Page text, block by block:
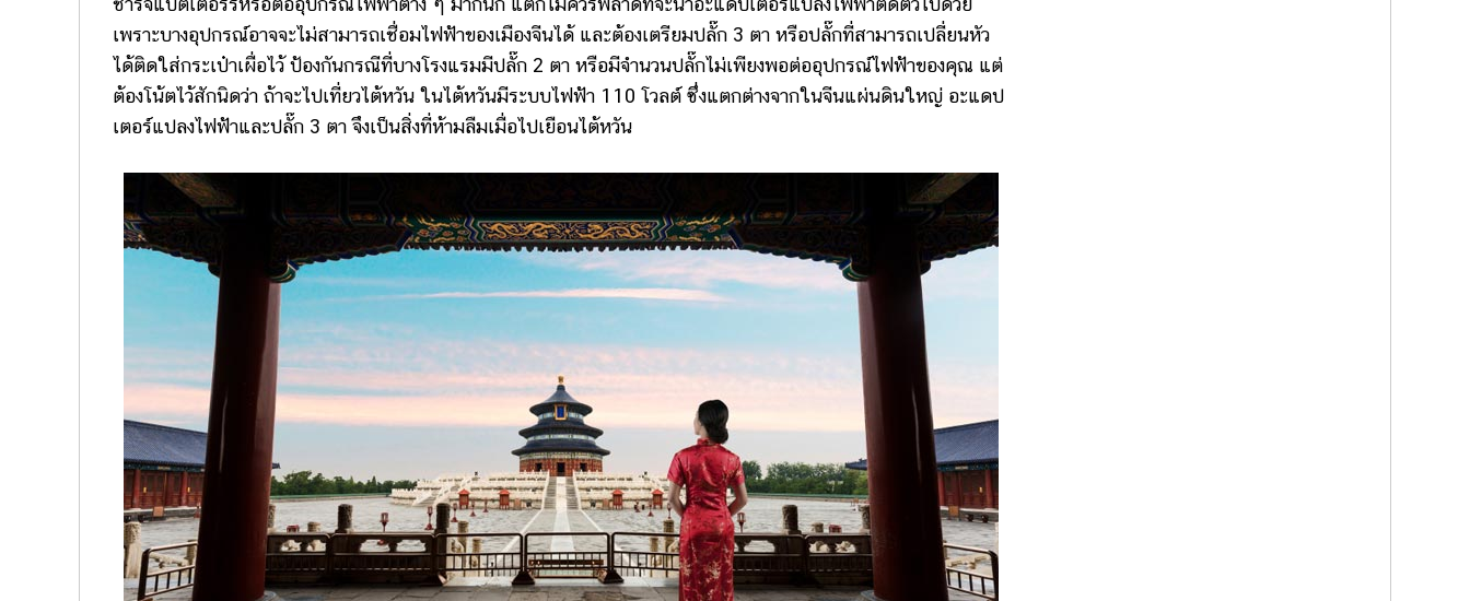
เพราะบางอุปกรณ์อาจจะไม่สามารถเชื่อมไฟฟ้าของเมืองจีนได้ และต้องเตรียมปลั๊ก 3 ตา หรือปลั๊กที่สามารถเปลี่ยนหัว
ได้ติดใส่กระเป๋าเผื่อไว้ ป้องกันกรณีที่บางโรงแรมมีปลั๊ก 2 ตา หรือมีจำนวนปลั๊กไม่เพียงพอต่ออุปกรณ์ไฟฟ้าของคุณ แต่
ต้องโน้ตไว้สักนิดว่า ถ้าจะไปเที่ยวไต้หวัน ในไต้หวันมีระบบไฟฟ้า 110 โวลต์ ซึ่งแตกต่างจากในจีนแผ่นดินใหญ่ อะแดป
เตอร์แปลงไฟฟ้าและปลั๊ก 3 ตา จึงเป็นสิ่งที่ห้ามลืมเมื่อไปเยือนไต้หวัน